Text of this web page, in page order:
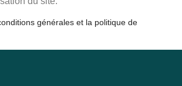
générales et la politique de